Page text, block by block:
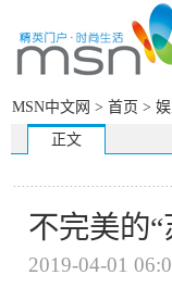
MSN中文网 > 首页 >
正文
不完美的
2019-04-01